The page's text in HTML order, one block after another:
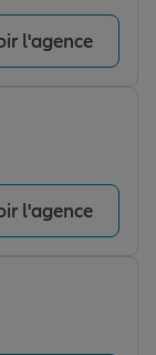
l'agence
l'agence